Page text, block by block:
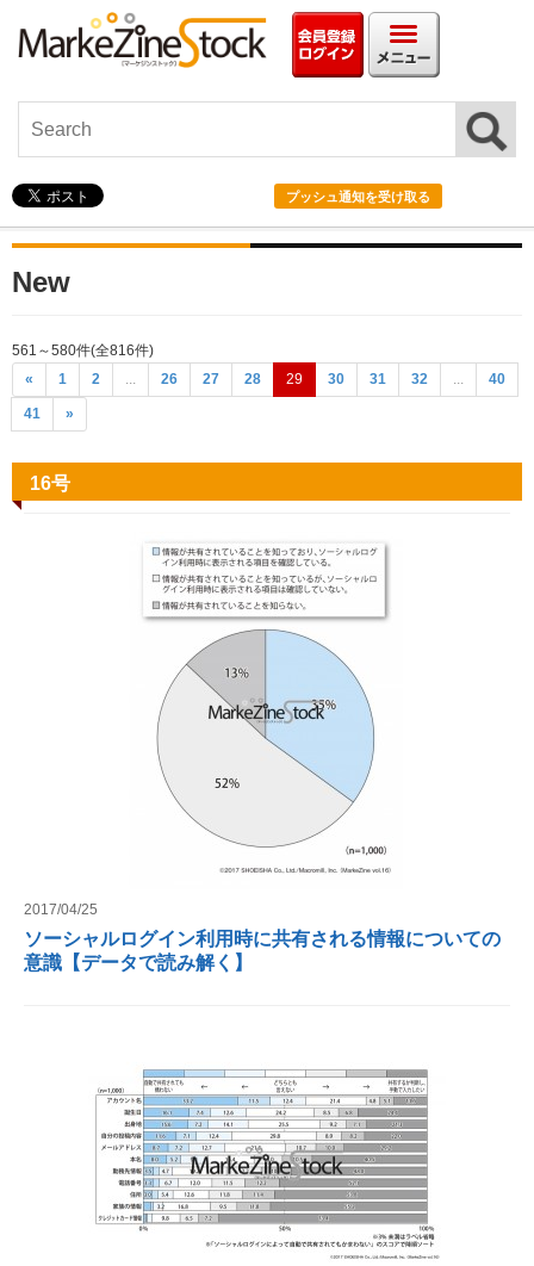
会員情報ログイン
プッシュ通知を受け取る
New
561～580件(全816件)
«
1 2 ... 26 27 28 29 30 31 32 ... 40
41 »
16号
2017/04/25
ソーシャルログイン利用時に共有される情報についての
意識【データで読み解く】